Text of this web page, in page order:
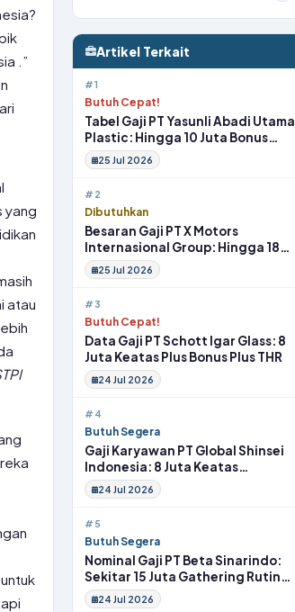
.”
yang
atau
Artikel Terkait
#1
Butuh Cepat!
Tabel Gaji PT Yasunli Abadi Utama
Plastic: Hingga 10 Juta Bonus
Melimpah Lengkap Tunjangan
25 Jul 2026
#2
Dibutuhkan
Besaran Gaji PT X Motors
Internasional Group: Hingga 18
Juta Gym Membership Makan
Siang
25 Jul 2026
#3
Butuh Cepat!
Data Gaji PT Schott Igar Glass: 8
Juta Keatas Plus Bonus Plus THR
24 Jul 2026
#4
Butuh Segera
Gaji Karyawan PT Global Shinsei
Indonesia: 8 Juta Keatas
Tunjangan Komplit Uang
Transport
24 Jul 2026
#5
Butuh Segera
Nominal Gaji PT Beta Sinarindo:
Sekitar 15 Juta Gathering Rutin
Insentif Rutin
24 Jul 2026